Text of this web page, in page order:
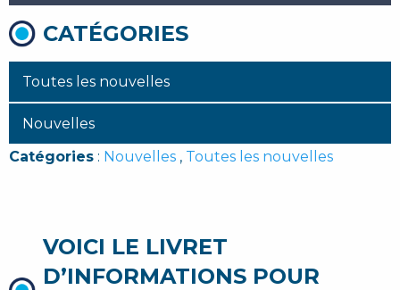
CATÉGORIES
Toutes les nouvelles
Nouvelles
Catégories : Nouvelles , Toutes les nouvelles
VOICI LE LIVRET
D’INFORMATIONS POUR